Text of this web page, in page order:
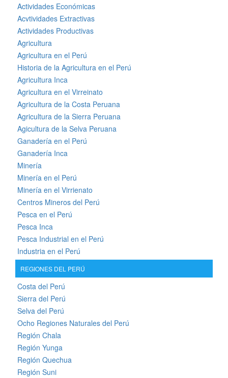
Actividades Económicas
Acvtividades Extractivas
Actividades Productivas
Agricultura
Agricultura en el Perú
Historia de la Agricultura en el Perú
Agricultura Inca
Agricultura en el Virreinato
Agricultura de la Costa Peruana
Agricultura de la Sierra Peruana
Agicultura de la Selva Peruana
Ganadería en el Perú
Ganadería Inca
Minería
Minería en el Perú
Minería en el Virrienato
Centros Mineros del Perú
Pesca en el Perú
Pesca Inca
Pesca Industrial en el Perú
Industria en el Perú
REGIONES DEL PERÚ
Costa del Perú
Sierra del Perú
Selva del Perú
Ocho Regiones Naturales del Perú
Región Chala
Región Yunga
Región Quechua
Región Suni